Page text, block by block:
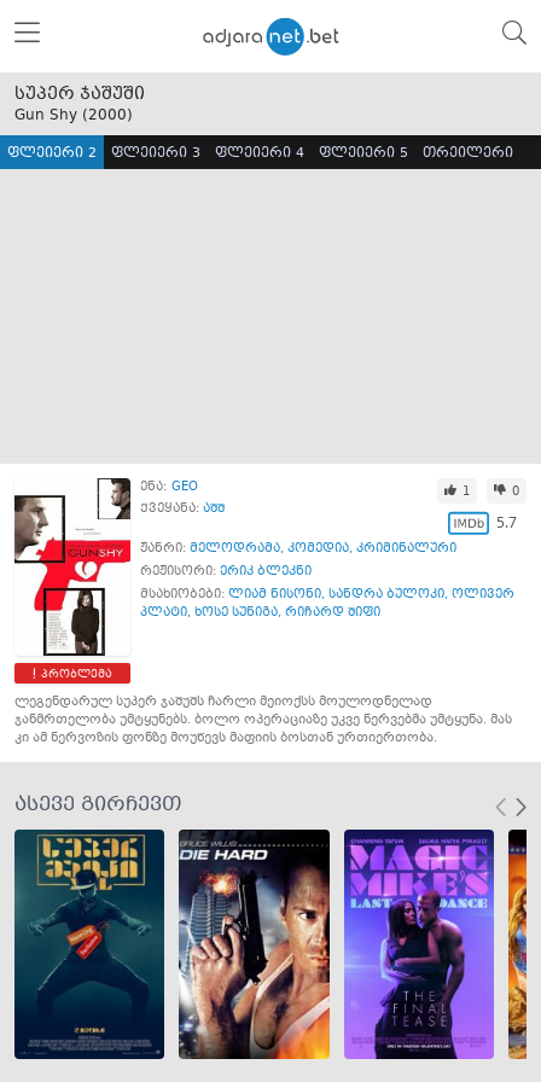
სუპერ ჯაშუში
Gun Shy (2000)
ფლეიერი 2 ფლეიერი 3 ფლეიერი 4 ფლეიერი 5 თრეილერი
პრობლემა
ენა: GEO
ქვეყანა: აშშ
1 0
5.7
ჟანრი: მელოდრამა, კომედია, კრიმინალური
რეჟისორი: ერიკ ბლეკნი
მსახიობები: ლიამ ნისონი, სანდრა ბულოკი, ოლივერ
პლატი, ხოსე სუნიგა, რიჩარდ შიფი
ლეგენდარულ სუპერ ჯაშუშს ჩარლი მეიოქსს მოულოდნელად
ჯანმრთელობა უმტყუნებს. ბოლო ოპერაციაზე უკვე ნერვებმა უმტყუნა. მას
კი ამ ნერვოზის ფონზე მოუწევს მაფიის ბოსთან ურთიერთობა.
ასევე გირჩევთ